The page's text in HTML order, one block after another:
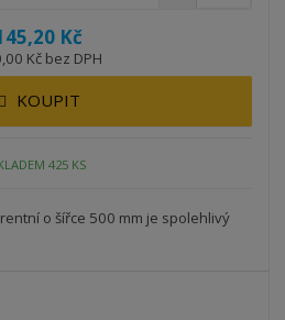
Kč
Kč bez DPH
KOUPIT
425 KS
o šířce 500 mm je spolehlivý